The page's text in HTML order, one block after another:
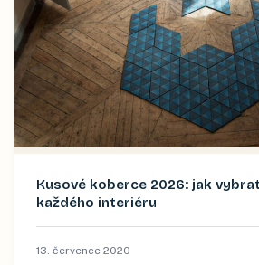
Kusové koberce 2026: jak
každého interiéru
13. července 2020